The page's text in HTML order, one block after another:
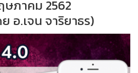
ษภาคม 2562
อ.เจน จาริยาธร)